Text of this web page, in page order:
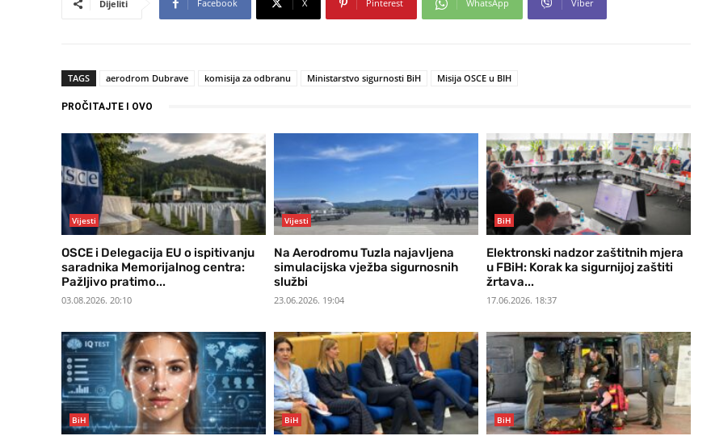
Dijeliti Facebook X Pinterest WhatsApp Viber
TAGS aerodrom Dubrave komisija za odbranu Ministarstvo sigurnosti BiH Misija OSCE u BIH
PROČITAJTE I OVO
Vijesti
OSCE i Delegacija EU o ispitivanju
saradnika Memorijalnog centra:
Pažljivo pratimo...
03.08.2026. 20:10
Vijesti
Na Aerodromu Tuzla najavljena
simulacijska vježba sigurnosnih
službi
23.06.2026. 19:04
BiH
Elektronski nadzor zaštitnih mjera
u FBiH: Korak ka sigurnijoj zaštiti
žrtava...
17.06.2026. 18:37
BiH BiH BiH